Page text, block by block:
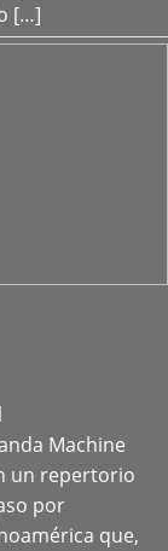
[…]
Machine
un repertorio
por
que,